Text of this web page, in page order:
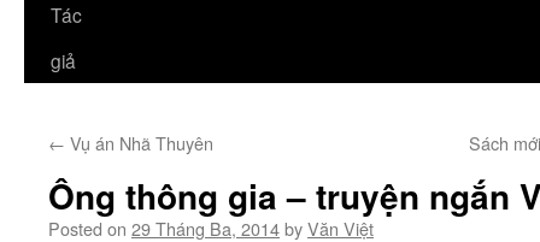
Tác
giả
← Vụ án Nhã Thuyên Sách
Ông thông gia – truyện ngắn
Posted on 29 Tháng Ba, 2014byVăn Việt